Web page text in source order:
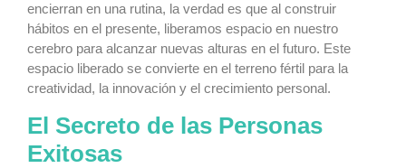
encierran en una rutina, la verdad es que al construir
hábitos en el presente, liberamos espacio en nuestro
cerebro para alcanzar nuevas alturas en el futuro. Este
espacio liberado se convierte en el terreno fértil para la
creatividad, la innovación y el crecimiento personal.
El Secreto de las Personas
Exitosas